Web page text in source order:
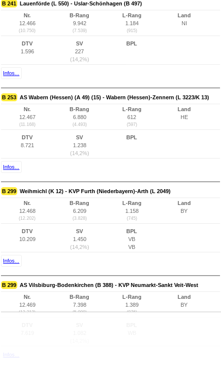
B 241 Lauenförde (L 550) - Uslar-Schönhagen (B 497)
Nr.
12.466
(10.750)
B-Rang
9.942
(7.539)
L-Rang
1.184
(915)
Land
NI
DTV
1.596
SV
227
(14,2%)
BPL
Infos...
B 253 AS Wabern (Hessen) (A 49) (15) - Wabern (Hessen)-Zennern (L 3223/K 13)
Nr.
12.467
(11.168)
B-Rang
6.880
(4.493)
L-Rang
612
(597)
Land
HE
DTV
8.721
SV
1.238
(14,2%)
BPL
Infos...
B 299 Weihmichl (K 12) - KVP Furth (Niederbayern)-Arth (L 2049)
Nr.
12.468
(12.202)
B-Rang
6.209
(3.828)
L-Rang
1.158
(745)
Land
BY
DTV
10.209
SV
1.450
(14,2%)
BPL
VB
VB
Infos...
B 299 AS Vilsbiburg-Bodenkirchen (B 388) - KVP Neumarkt-Sankt Veit-West
Nr.
12.469
(12.213)
B-Rang
7.398
(5.009)
L-Rang
1.389
(976)
Land
BY
Infos...